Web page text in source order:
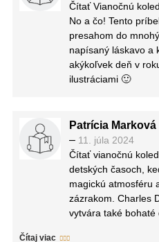
Čítať Vianočnú
No a čo! Tento
presahom do
napísaný láskavo a
akýkoľvek deň v
ilustráciami 🙂
Patrícia Marková
– 11. júla 2024
Čítať vianočnú
detských časoch,
magickú atmosféru
zázrakom. Charles
vytvára také
Čítaj viac